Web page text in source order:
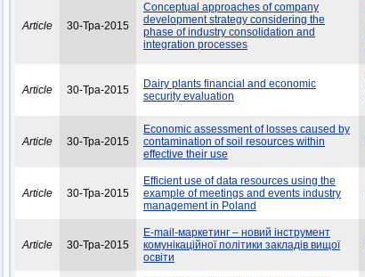
Article 30-Тра-2015
Conceptual approaches of company
development strategy considering the
phase of industry consolidation and
integration processes
Article 30-Тра-2015
Dairy plants financial and economic
security evaluation
Article 30-Тра-2015
Economic assessment of losses caused by
contamination of soil resources within
effective their use
Article 30-Тра-2015
Efficient use of data resources using the
example of meetings and events industry
management in Poland
Article 30-Тра-2015
E-mail-маркетинг – новий інструмент
комунікаційної політики закладів вищої
освіти